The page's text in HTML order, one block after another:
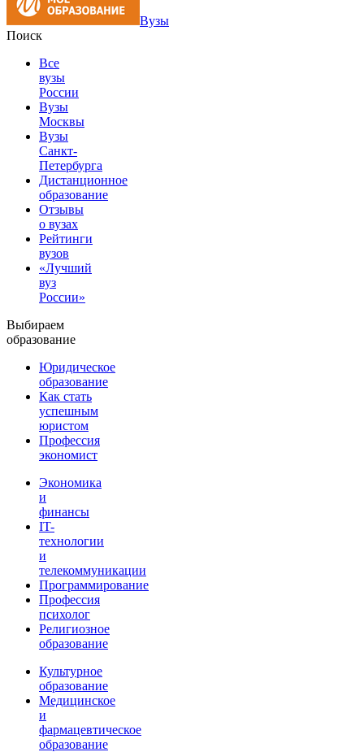
Вузы
Поиск
Все
вузы
России
Вузы
Москвы
Вузы
Санкт-
Петербурга
Дистанционное
образование
Отзывы
о вузах
Рейтинги
вузов
«Лучший
вуз
России»
Выбираем
образование
Юридическое
образование
Как стать
успешным
юристом
Профессия
экономист
Экономика
и
финансы
IT-
технологии
и
телекоммуникации
Программирование
Профессия
психолог
Религиозное
образование
Культурное
образование
Медицинское
и
фармацевтическое
образование